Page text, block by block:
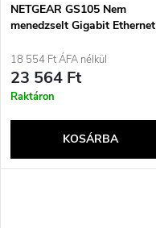
NETGEAR GS105 Nem
menedzselt Gigabit Ethernet
18 554 Ft ÁFA nélkül
23 564 Ft
Raktáron
KOSÁRBA